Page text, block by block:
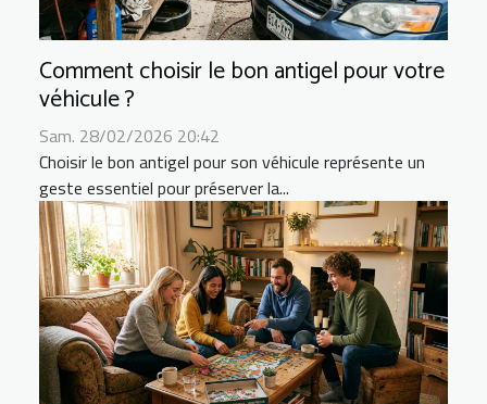
Comment choisir le bon antigel pour votre
véhicule ?
Sam. 28/02/2026 20:42
Choisir le bon antigel pour son véhicule représente un
geste essentiel pour préserver la...